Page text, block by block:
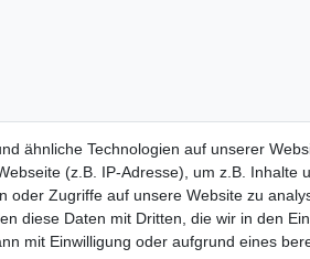
Widerrufs­recht
ähnliche Technologien auf unserer
(z.B. IP-Adresse), um z.B. Inhalte
oder Zugriffe auf unsere Website zu
diese Daten mit Dritten, die wir in den
mit Einwilligung oder aufgrund eines
2016 | Dekushop.de | Alle Rechte